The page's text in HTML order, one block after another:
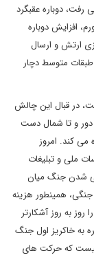
دوباره عقبگرد
افزایش دوباره
ارتش و ارسال
متوسط دچار
در قبال این چالش
دور و تا شمال دست
می کند. امروز
ملی و تبلیغات
شدن جنگ میان
جنگی، همینطور هزینه
به روز آشکارتر
به خاکریز اول جنگ
نیست که حرکت های